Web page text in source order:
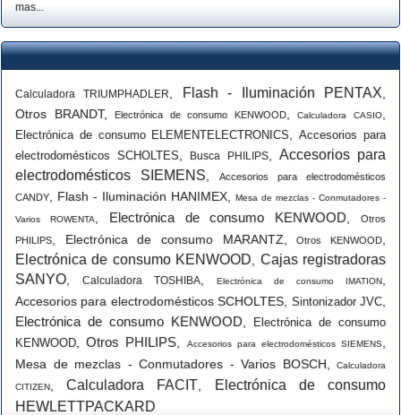
mas...
Calculadora TRIUMPHADLER Flash - Iluminación PENTAX
Otros BRANDT,Electrónica de consumo KENWOOD,Calculadora CASIO
Electrónica de consumo ELEMENTELECTRONICS ,Accesorios para
electrodomésticos SCHOLTES
Busca PHILIPS, Accesorios para
electrodomésticos SIEMENS
Accesorios para electrodomésticos
CANDY
Flash - Iluminación HANIMEX Mesa de mezclas - Conmutadores -
Varios ROWENTA, Electrónica de consumo KENWOOD ,Otros
PHILIPS
Electrónica de consumo MARANTZ ,Otros KENWOOD
Electrónica de consumo KENWOOD
Cajas registradoras
SANYO
Calculadora TOSHIBA Electrónica de consumo IMATION
Accesorios para electrodomésticos SCHOLTES Sintonizador JVC
Electrónica de consumo KENWOOD
Electrónica de consumo
KENWOOD ,Otros PHILIPS Accesorios para electrodomésticos SIEMENS
Mesa de mezclas - Conmutadores - Varios BOSCH
Calculadora
CITIZEN ,Calculadora FACIT
Electrónica de consumo
HEWLETTPACKARD